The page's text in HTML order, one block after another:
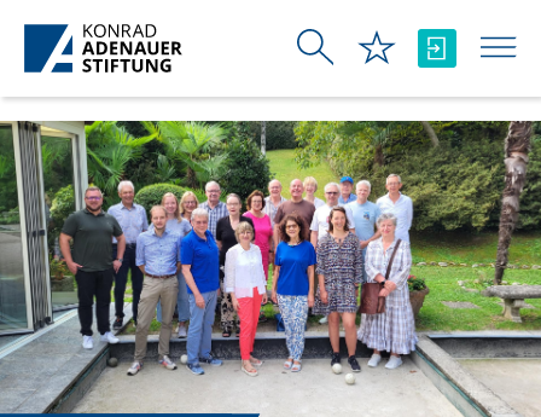
Skip to Main Content